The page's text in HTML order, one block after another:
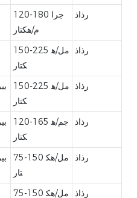
120-180 جرا
م/هكتار
رذاذ
150-225 مل/ه
كتار
رذاذ
150-225 مل/ه
كتار
رذاذ
120-165 جم/ه
كتار
رذاذ
75-150 مل/هك
تار
رذاذ
75-150 مل/هك رذاذ